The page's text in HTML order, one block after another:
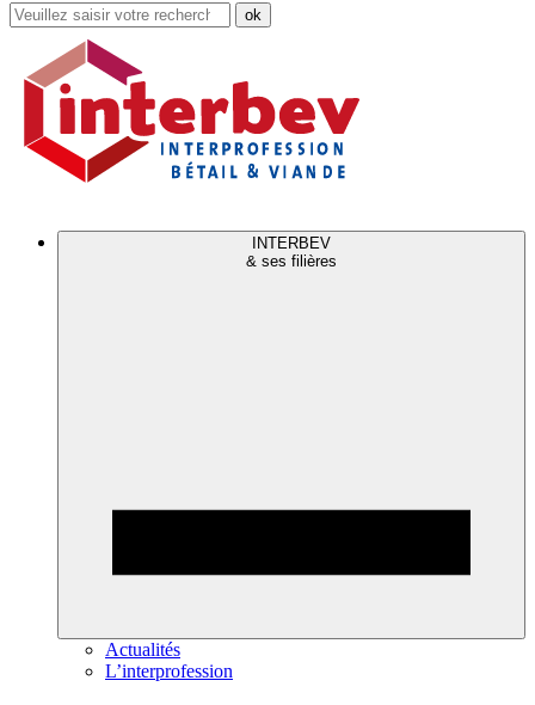
Rechercher
dans
site
INTERBEV
& ses filières
Actualités
L’interprofession